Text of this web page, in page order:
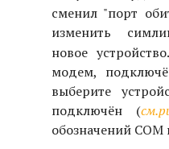
сменил "порт
изменить
новое
модем,
выберите
подключён (
обозначений